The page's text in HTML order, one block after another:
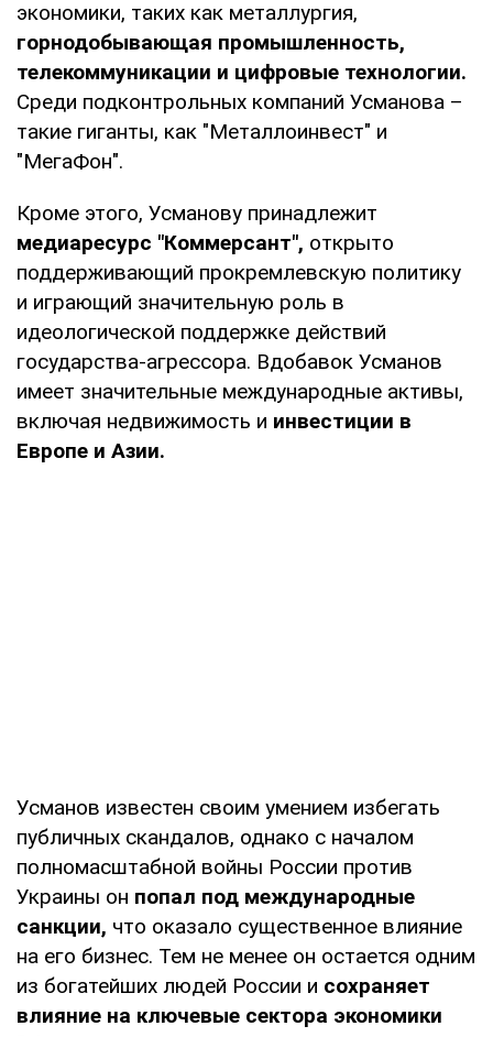
экономики, таких как металлургия,
горнодобывающая промышленность,
телекоммуникации и цифровые технологии.
Среди подконтрольных компаний Усманова –
такие гиганты, как "Металлоинвест" и
"МегаФон".
Кроме этого, Усманову принадлежит
медиаресурс "Коммерсант", открыто
поддерживающий прокремлевскую политику
и играющий значительную роль в
идеологической поддержке действий
государства-агрессора. Вдобавок Усманов
имеет значительные международные активы,
включая недвижимость и инвестиции в
Европе и Азии.
Усманов известен своим умением избегать
публичных скандалов, однако с началом
полномасштабной войны России против
Украины он попал под международные
санкции, что оказало существенное влияние
на его бизнес. Тем не менее он остается одним
из богатейших людей России и сохраняет
влияние на ключевые сектора экономики